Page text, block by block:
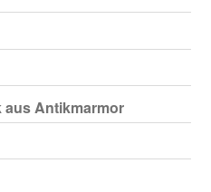
aus Antikmarmor